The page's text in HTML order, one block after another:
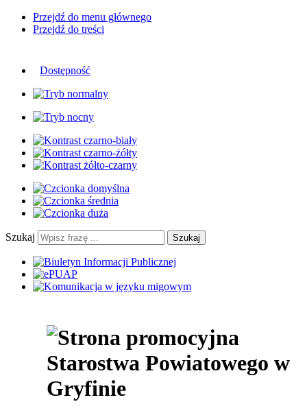
Przejdź do menu głównego
Przejdź do treści
Dostępność
Szukaj Szukaj